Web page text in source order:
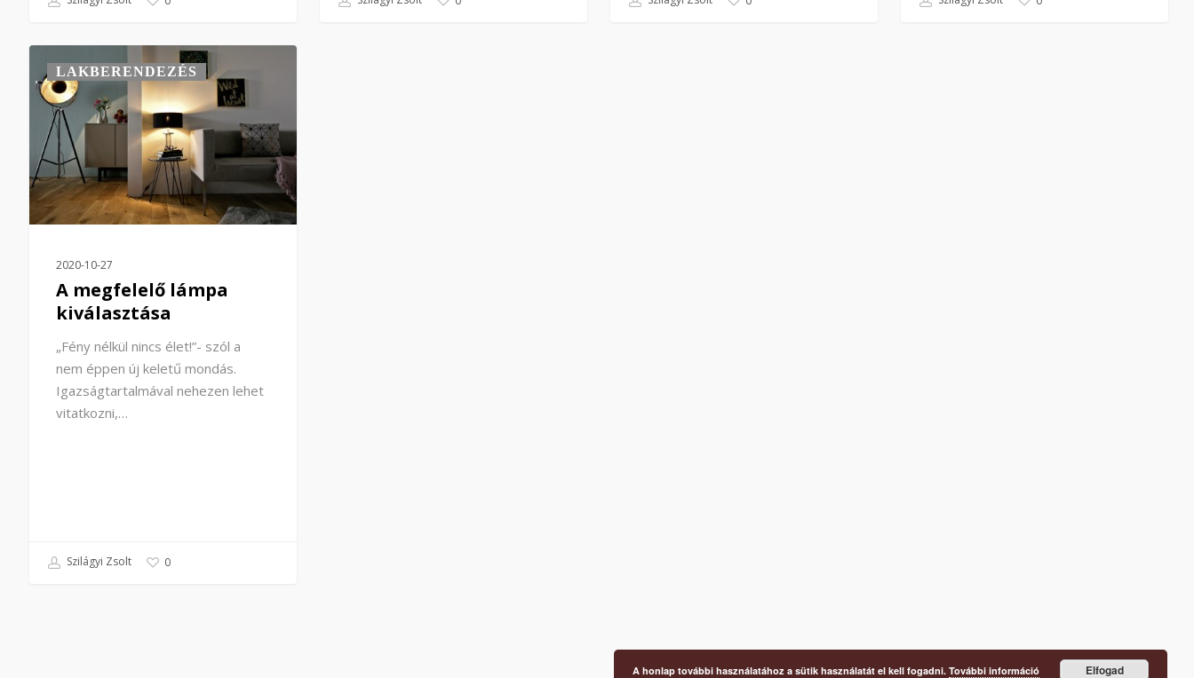
LAKBERENDEZÉS
2020-10-27
A megfelelő lámpa
kiválasztása
„Fény nélkül nincs élet!”- szól a
nem éppen új keletű mondás.
Igazságtartalmával nehezen lehet
vitatkozni,…
Szilágyi Zsolt 0
A honlap további használatához a sütik használatát el kell fogadni. További információ Elfogad